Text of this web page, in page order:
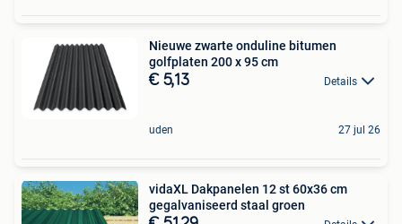
Nieuwe zwarte onduline bitumen
golfplaten 200 x 95 cm
€ 5,13 Details
uden 27 jul 26
vidaXL Dakpanelen 12 st 60x36 cm
gegalvaniseerd staal groen